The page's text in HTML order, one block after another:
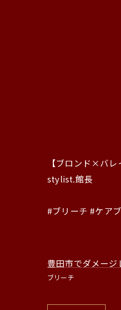
【ブロンド×バレ
stylist.館長
#ブリーチ #ケア
豊田市でダメージ
ブリーチ